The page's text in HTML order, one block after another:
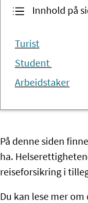
Innhold på
Turist
Student
Arbeidstaker
På denne siden
ha.
reiseforsikring i
Du kan lese mer